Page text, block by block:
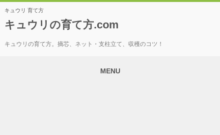
キュウリ 育て方
キュウリの育て方.com
キュウリの育て方。摘芯、ネット・支柱立て、収穫のコツ！
MENU